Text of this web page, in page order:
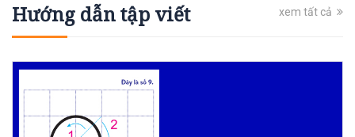
Hướng dẫn tập viết xem tất cả